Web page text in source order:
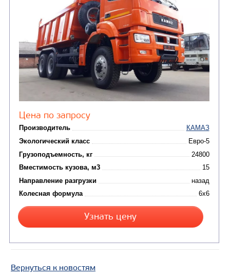
САМОСВАЛ КАМАЗ-65801
Цена по запросу
Производитель
Вернуться к новостям